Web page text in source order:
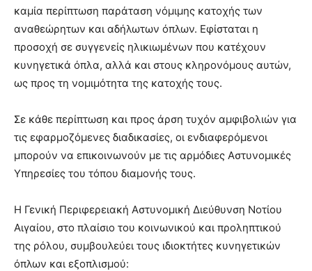
καμία περίπτωση παράταση νόμιμης κατοχής των
αναθεώρητων και αδήλωτων όπλων. Εφίσταται η
προσοχή σε συγγενείς ηλικιωμένων που κατέχουν
κυνηγετικά όπλα, αλλά και στους κληρονόμους αυτών,
ως προς τη νομιμότητα της κατοχής τους.
Σε κάθε περίπτωση και προς άρση τυχόν αμφιβολιών για
τις εφαρμοζόμενες διαδικασίες, οι ενδιαφερόμενοι
μπορούν να επικοινωνούν με τις αρμόδιες Αστυνομικές
Υπηρεσίες του τόπου διαμονής τους.
Η Γενική Περιφερειακή Αστυνομική Διεύθυνση Νοτίου
Αιγαίου, στο πλαίσιο του κοινωνικού και προληπτικού
της ρόλου, συμβουλεύει τους ιδιοκτήτες κυνηγετικών
όπλων και εξοπλισμού: